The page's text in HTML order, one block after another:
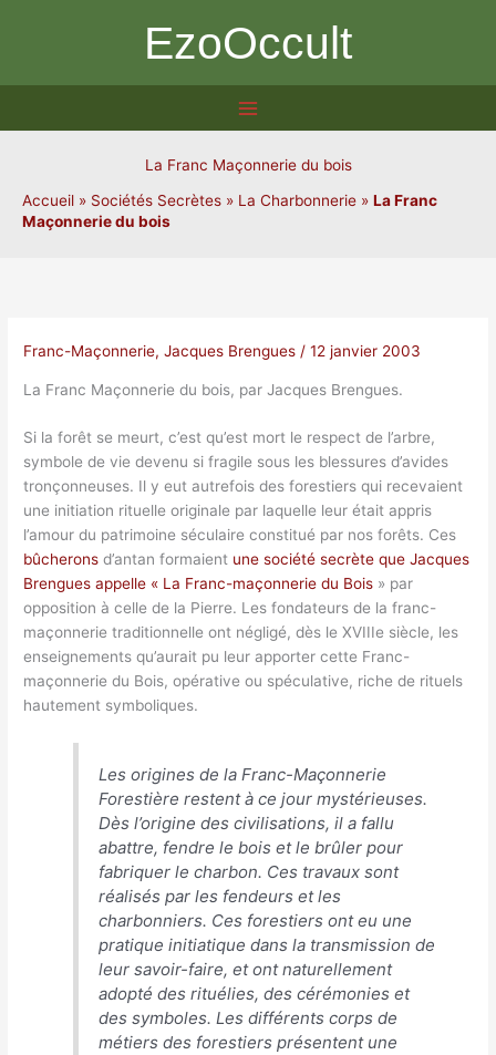
EzoOccult
La Franc Maçonnerie du bois
Accueil » Sociétés Secrètes » La Charbonnerie » La Franc
Maçonnerie du bois
Franc-Maçonnerie,Jacques Brengues /12 janvier 2003
La Franc Maçonnerie du bois, par Jacques Brengues.
Si la forêt se meurt, c’est qu’est mort le respect de l’arbre,
symbole de vie devenu si fragile sous les blessures d’avides
tronçonneuses. Il y eut autrefois des forestiers qui recevaient
une initiation rituelle originale par laquelle leur était appris
l’amour du patrimoine séculaire constitué par nos forêts. Ces
bûcherons d’antan formaient une société secrète que Jacques
Brengues appelle « La Franc-maçonnerie du Bois » par
opposition à celle de la Pierre. Les fondateurs de la franc-
maçonnerie traditionnelle ont négligé, dès le XVIIIe siècle, les
enseignements qu’aurait pu leur apporter cette Franc-
maçonnerie du Bois, opérative ou spéculative, riche de rituels
hautement symboliques.
Les origines de la Franc-Maçonnerie
Forestière restent à ce jour mystérieuses.
Dès l’origine des civilisations, il a fallu
abattre, fendre le bois et le brûler pour
fabriquer le charbon. Ces travaux sont
réalisés par les fendeurs et les
charbonniers. Ces forestiers ont eu une
pratique initiatique dans la transmission de
leur savoir-faire, et ont naturellement
adopté des rituélies, des cérémonies et
des symboles. Les différents corps de
métiers des forestiers présentent une